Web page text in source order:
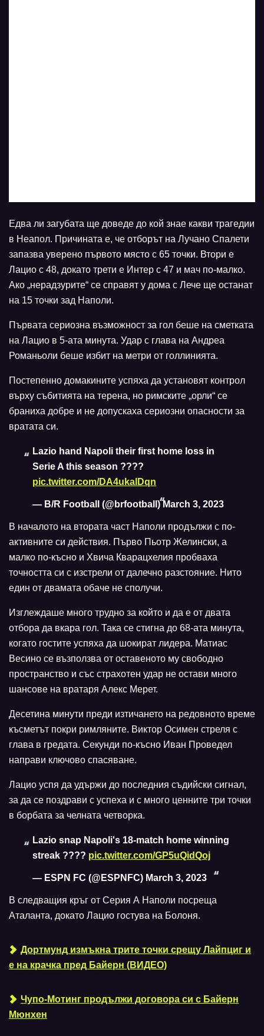
Едва ли загубата ще доведе до кой знае какви трагедии
в Неапол. Причината е, че отборът на Лучано Спалети
запазва уверено първото място с 65 точки. Втори е
Лацио с 48, докато трети е Интер с 47 и мач по-малко.
Ако „нерадзурите“ се справят у дома с Лече ще останат
на 15 точки зад Наполи.
Първата сериозна възможност за гол беше на сметката
на Лацио в 5-ата минута. Удар с глава на Андреа
Романьоли беше избит на метри от голлинията.
Постепенно домакините успяха да установят контрол
върху събитията на терена, но римските „орли“ се
браниха добре и не допускаха сериозни опасности за
вратата си.
Lazio hand Napoli their first home loss in
Serie A this season ????
pic.twitter.com/DA4ukalDqn
— B/R Football (@brfootball)March 3, 2023
В началото на втората част Наполи продължи с по-
активните си действия. Първо Пьотр Желински, а
малко по-късно и Хвича Кварацхелия пробваха
точността си с изстрели от далечно разстояние. Нито
един от двамата обаче не сполучи.
Изглеждаше много трудно за който и да е от двата
отбора да вкара гол. Така се стигна до 68-ата минута,
когато гостите успяха да шокират лидера. Матиас
Весино се възползва от оставеното му свободно
пространство и със страхотен удар не остави много
шансове на вратаря Алекс Мерет.
Десетина минути преди изтичането на редовното време
късметът покри римляните. Виктор Осимен стреля с
глава в гредата. Секунди по-късно Иван Проведел
направи ключово спасяване.
Лацио успя да удържи до последния съдийски сигнал,
за да се поздрави с успеха и с много ценните три точки
в борбата за челната четворка.
Lazio snap Napoli's 18-match home winning
streak ???? pic.twitter.com/GP5uQidQoj
— ESPN FC (@ESPNFC) March 3, 2023
В следващия кръг от Серия А Наполи посреща
Аталанта, докато Лацио гостува на Болоня.
Дортмунд измъкна трите точки срещу Лайпциг и
е на крачка пред Байерн (ВИДЕО)
Чупо-Мотинг продължи договора си с Байерн
Мюнхен